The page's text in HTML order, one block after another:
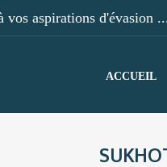
vos aspirations d'évasion
ACCUEIL